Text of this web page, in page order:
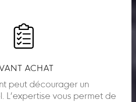
ACHAT
peut décourager un
L’expertise vous permet de